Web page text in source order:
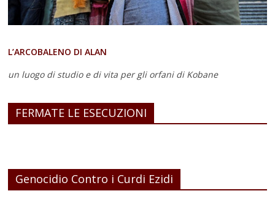
L’ARCOBALENO DI ALAN
un luogo di studio e di vita per gli orfani di Kobane
FERMATE LE ESECUZIONI
Genocidio Contro i Curdi Ezidi